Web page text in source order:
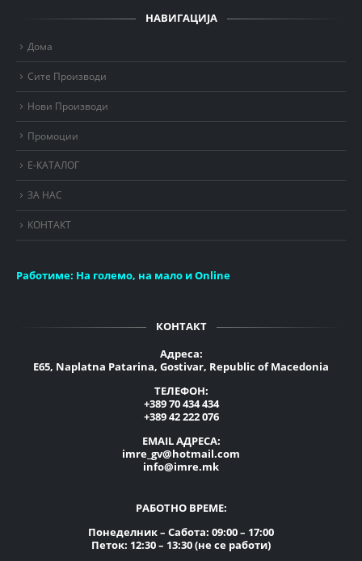
НАВИГАЦИЈА
Дома
Сите Производи
Нови Производи
Промоции
Е-КАТАЛОГ
ЗА НАС
КОНТАКТ
Работиме: На големо, на мало и Online
КОНТАКТ
Адреса:
E65, Naplatna Patarina, Gostivar, Republic of Macedonia
ТЕЛЕФОН:
+389 70 434 434
+389 42 222 076
EMAIL АДРЕСА:
imre_gv@hotmail.com
info@imre.mk
РАБОТНО ВРЕМЕ:
Понеделник – Сабота: 09:00 – 17:00
Петок: 12:30 – 13:30 (не се работи)